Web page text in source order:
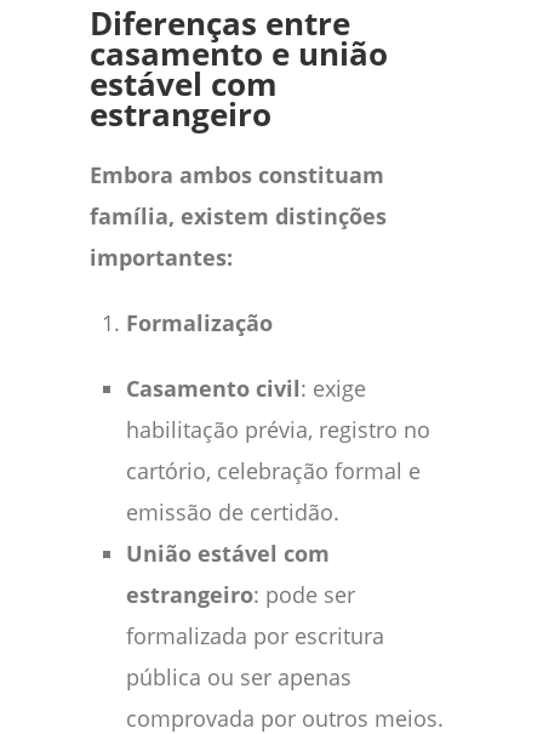
Diferenças entre
casamento e união
estável com
estrangeiro
Embora ambos constituam
família, existem distinções
importantes:
Formalização
Casamento civil: exige
habilitação prévia, registro no
cartório, celebração formal e
emissão de certidão.
União estável com
estrangeiro: pode ser
formalizada por escritura
pública ou ser apenas
comprovada por outros meios.